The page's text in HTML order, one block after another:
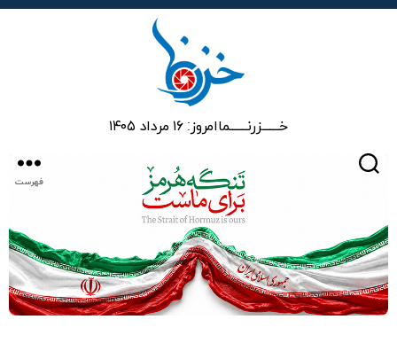
خـــــــزرنـــــــماامروز: ۱۶ مرداد ۱۴۰۵
فهرست